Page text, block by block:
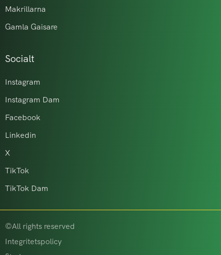
Makrillarna
Gamla Gaisare
Socialt
Instagram
Instagram Dam
Facebook
Linkedin
X
TikTok
TikTok Dam
©All rights reserved
Integritetspolicy